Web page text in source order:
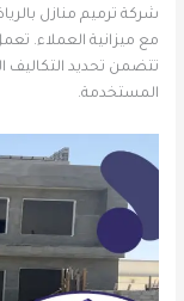
شركة ترميم منازل
مع ميزانية العملاء.
تتضمن تحديد التكاليف
المستخدمة.